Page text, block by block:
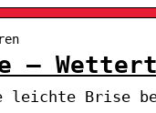
–
Brise